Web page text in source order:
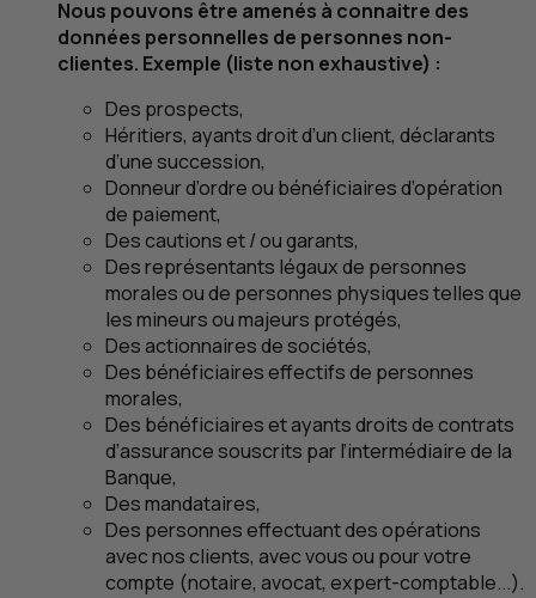
Nous pouvons être amenés à connaitre des
données personnelles de personnes non-
clientes. Exemple (liste non exhaustive) :
Des prospects,
Héritiers, ayants droit d’un client, déclarants
d’une succession,
Donneur d’ordre ou bénéficiaires d’opération
de paiement,
Des cautions et / ou garants,
Des représentants légaux de personnes
morales ou de personnes physiques telles que
les mineurs ou majeurs protégés,
Des actionnaires de sociétés,
Des bénéficiaires effectifs de personnes
morales,
Des bénéficiaires et ayants droits de contrats
d’assurance souscrits par l’intermédiaire de la
Banque,
Des mandataires,
Des personnes effectuant des opérations
avec nos clients, avec vous ou pour votre
compte (notaire, avocat, expert-comptable...).